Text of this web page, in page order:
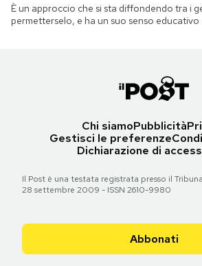
È un approccio che si sta diffondendo tra i
permetterselo, e ha un suo senso
Chi siamoPubblicità
Gestisci le preferenze
Dichiarazione di
Il Post è una testata registrata presso il
28 settembre 2009 - ISSN 2610-9980
Abbonati